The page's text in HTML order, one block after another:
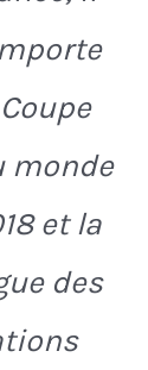
monde
et la
des